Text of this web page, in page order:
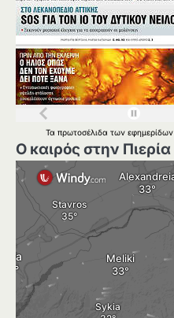
Τα πρωτοσέλιδα των εφημερίδων
Ο καιρός στην Πιερία